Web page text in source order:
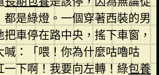
都是綠燈。一個穿著西裝的男
車停在路中央，搖下車窗，
喊：「喂！你為什麼咕嚕咕
一下啊！我要向左轉！綠包養